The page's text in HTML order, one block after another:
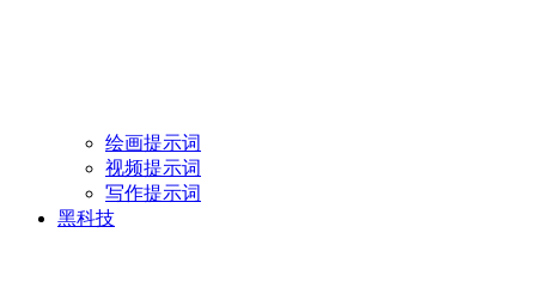
绘画提示词
视频提示词
写作提示词
黑科技